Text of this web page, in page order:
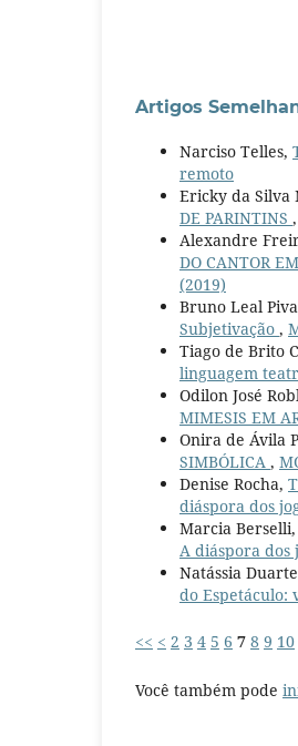
Artigos
Narciso Telles,
remoto
Ericky da Silva
DE PARINTINS ,
Alexandre
DO CANTOR
(2019)
Bruno Leal
Subjetivação ,
Tiago de Brito
linguagem
Odilon José
MIMESIS EM
Onira de Ávila
SIMBÓLICA ,
Denise Rocha,
diáspora dos
Marcia
A diáspora dos
Natássia
do Espetáculo:
<< < 2 3 4 5 6 7 8 9 10
Você também pode